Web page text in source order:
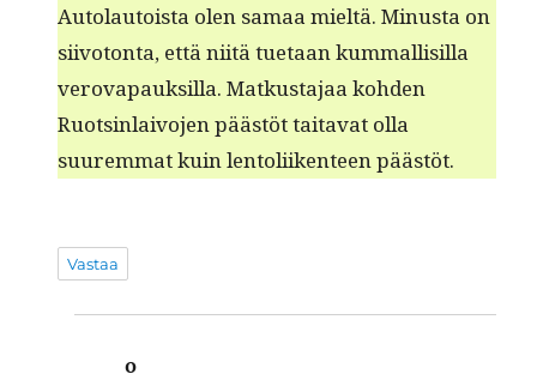
Auto­lau­toista olen samaa mieltä. Minus­ta on
siiv­o­ton­ta, että niitä tue­taan kum­mallisil­la
verova­pauk­sil­la. Matkus­ta­jaa kohden
Ruotsin­laivo­jen päästöt taita­vat olla
suurem­mat kuin lentoli­iken­teen päästöt.
Vastaa
o